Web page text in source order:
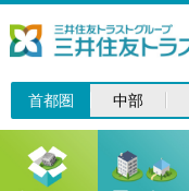
首都圏 中部